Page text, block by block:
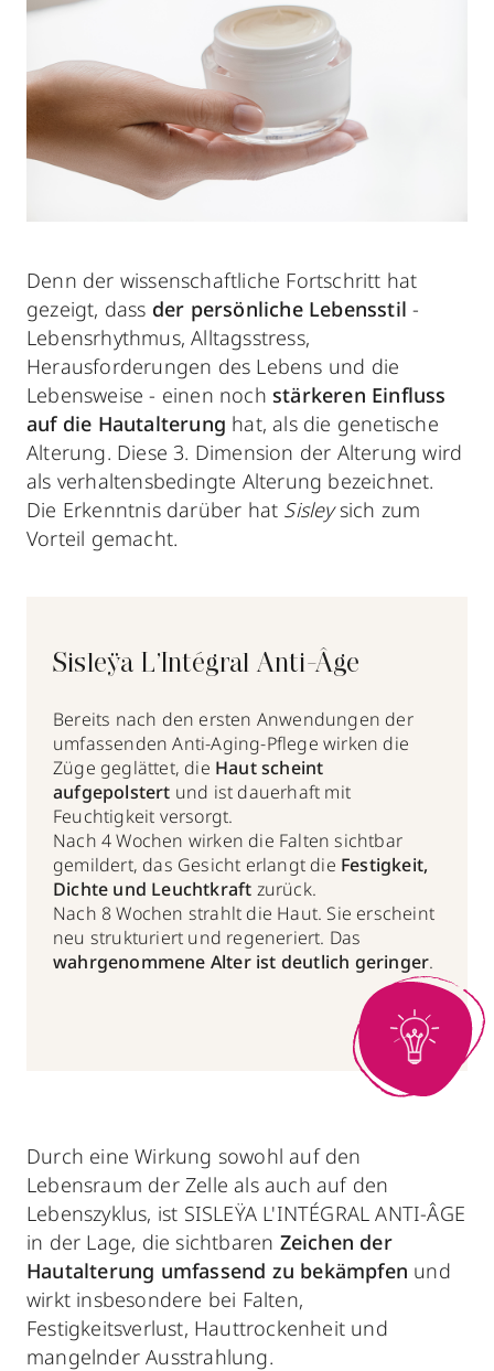
Denn der wissenschaftliche Fortschritt hat
gezeigt, dass der persönliche Lebensstil -
Lebensrhythmus, Alltagsstress,
Herausforderungen des Lebens und die
Lebensweise - einen noch stärkeren Einfluss
auf die Hautalterung hat, als die genetische
Alterung. Diese 3. Dimension der Alterung wird
als verhaltensbedingte Alterung bezeichnet.
Die Erkenntnis darüber hat Sisleysich zum
Vorteil gemacht.
Sisleÿa L’Intégral Anti-Âge
Bereits nach den ersten Anwendungen der
umfassenden Anti-Aging-Pflege wirken die
Züge geglättet, die Haut scheint
aufgepolstert und ist dauerhaft mit
Feuchtigkeit versorgt.
Nach 4 Wochen wirken die Falten sichtbar
gemildert, das Gesicht erlangt die Festigkeit,
Dichte und Leuchtkraft zurück.
Nach 8 Wochen strahlt die Haut. Sie erscheint
neu strukturiert und regeneriert. Das
wahrgenommene Alter ist deutlich geringer.
Durch eine Wirkung sowohl auf den
Lebensraum der Zelle als auch auf den
Lebenszyklus, ist SISLEŸA L'INTÉGRAL ANTI-ÂGE
in der Lage, die sichtbaren Zeichen der
Hautalterung umfassend zu bekämpfen und
wirkt insbesondere bei Falten,
Festigkeitsverlust, Hauttrockenheit und
mangelnder Ausstrahlung.